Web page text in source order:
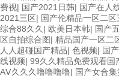
费视| 国产2021日韩| 国产在人
2021三区| 国产伦精品一区二区
综合88久久 | 欧美日本韩| 国产
区自拍综合图| 精品国产一区二
人人超碰国产精品| 色视频| 国
线视频| 99久久精品免费观看国
AⅤ久久久噜噜噜噜| 国产女合